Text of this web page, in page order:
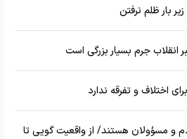
بار ظلم نرفتن
انقلاب جرم بسیار بزرگی است
اختلاف و تفرقه ندارد
و مسؤولان هستند/ از واقعیت گویی تا